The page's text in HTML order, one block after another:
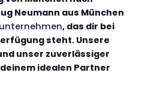
Neumann aus München
, das dir bei
steht. Unsere
unser zuverlässiger
idealen Partner